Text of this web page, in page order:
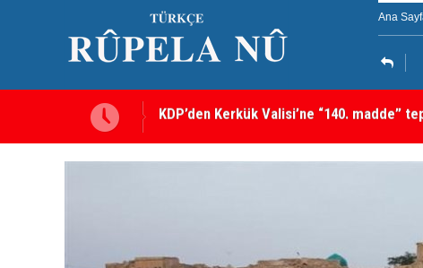
Ana
KDP’den Kerkük Valisi’ne “140. madde”
Kerkük’te Kürt partilerden 7 maddelik